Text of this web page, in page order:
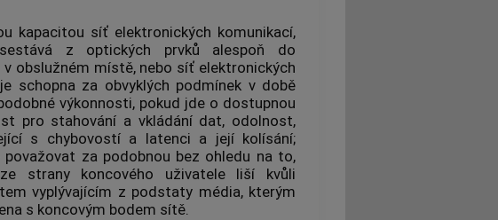
kapacitou síť elektronických komunikací,
z optických prvků alespoň do
obslužném místě, nebo síť elektronických
schopna za obvyklých podmínek v době
výkonnosti, pokud jde o dostupnou
pro stahování a vkládání dat, odolnost,
s chybovostí a latenci a její kolísání;
za podobnou bez ohledu na to,
strany koncového uživateleliší kvůli
vyplývajícím z podstaty média, kterým
s koncovým bodem sítě.